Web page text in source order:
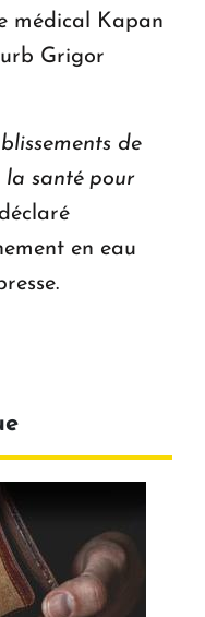
médical Kapan
Grigor
de
la santé pour
en eau